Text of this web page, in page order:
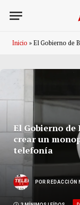
Inicio »El Gobierno de Biden
El Gobierno
crear un
telefonía
POR REDACCIÓN